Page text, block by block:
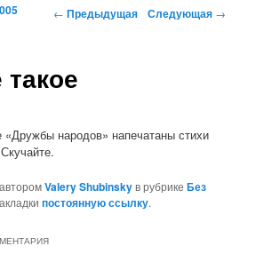
← Предыдущая Следующая →
народов» напечатаны стихи
Valery Shubinskyв рубрикеБез
постоянную ссылку.